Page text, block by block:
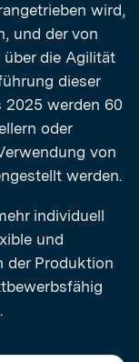
wird,
und der von
die Agilität
dieser
2025 werden 60
oder
von
werden.
individuell
und
der Produktion